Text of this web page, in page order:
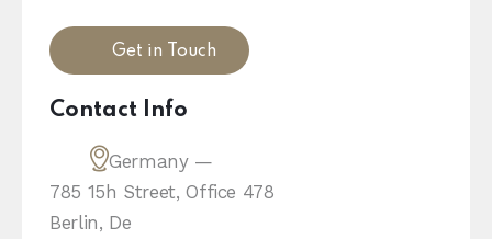
Contact Info
Germany —
785 15h Street, Office 478
Berlin, De